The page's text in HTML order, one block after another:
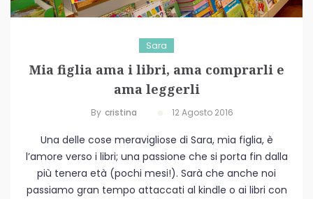
Sara
Mia figlia ama i libri, ama comprarli e
ama leggerli
By Cristina 12 Agosto 2016
Una delle cose meravigliose di Sara, mia figlia, è
l’amore verso i libri; una passione che si porta fin dalla
più tenera età (pochi mesi!). Sarà che anche noi
passiamo gran tempo attaccati al kindle o ai libri con